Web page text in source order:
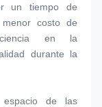
un tiempo de
costo de
en la
durante la
espacio de las